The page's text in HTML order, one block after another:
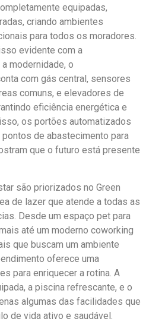
equipadas,
criando ambientes
para todos os moradores.
evidente com a
modernidade, o
com gás central, sensores
comuns, e elevadores de
eficiência energética e
os portões automatizados
de abastecimento para
que o futuro está presente
são priorizados no Green
de lazer que atende a todas as
Desde um espaço pet para
até um moderno coworking
que buscam um ambiente
oferece uma
para enriquecer a rotina. A
a piscina refrescante, e o
algumas das facilidades que
de vida ativo e saudável.